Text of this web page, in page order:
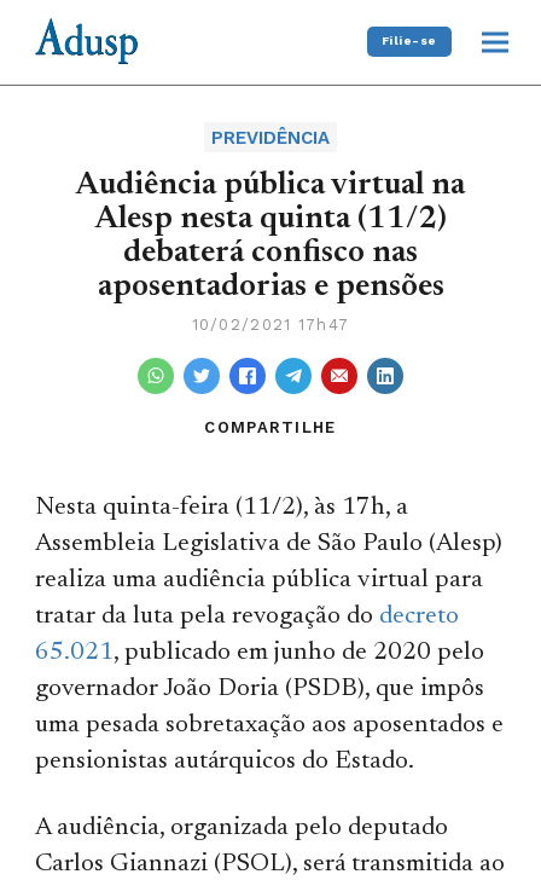
Filie-se
PREVIDÊNCIA
Audiência pública virtual na
Alesp nesta quinta (11/2)
debaterá confisco nas
aposentadorias e pensões
10/02/2021 17h47
COMPARTILHE
Nesta quinta-feira (11/2), às 17h, a
Assembleia Legislativa de São Paulo (Alesp)
realiza uma audiência pública virtual para
tratar da luta pela revogação do decreto
65.021, publicado em junho de 2020 pelo
governador João Doria (PSDB), que impôs
uma pesada sobretaxação aos aposentados e
pensionistas autárquicos do Estado.
A audiência, organizada pelo deputado
Carlos Giannazi (PSOL), será transmitida ao